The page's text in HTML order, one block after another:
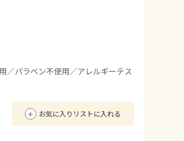
／パラベン不使用／アレルギーテス
お気に入りリストに入れる